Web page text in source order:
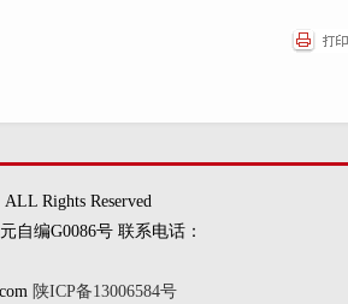
Rights Reserved
自编G0086号 联系电话：
陕ICP备13006584号